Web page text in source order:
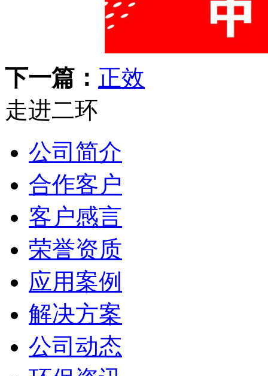
下一篇： 正效
走进二环
公司简介
合作客户
客户感言
荣誉资质
应用案例
解决方案
公司动态